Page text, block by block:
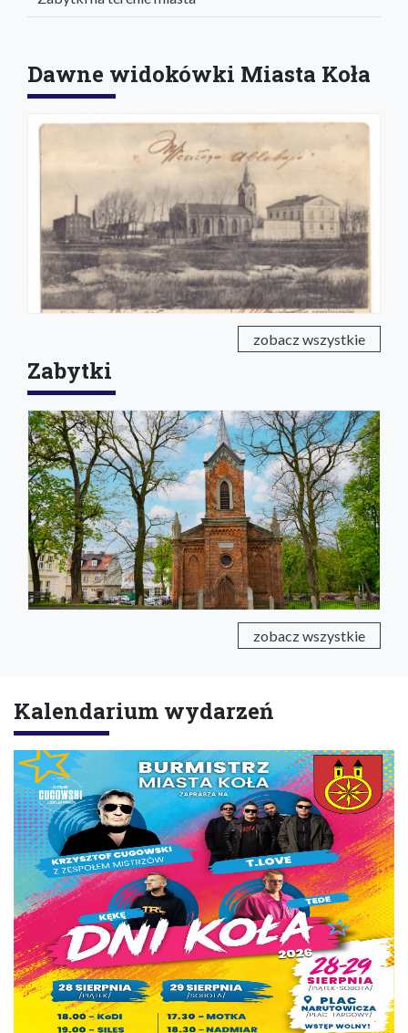
Dawne widokówki Miasta Koła
zobacz wszystkie
Zabytki
zobacz wszystkie
Kalendarium wydarzeń